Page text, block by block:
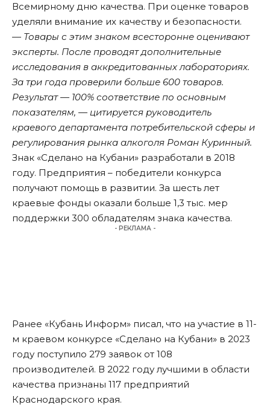
Всемирному дню качества. При оценке товаров
уделяли внимание их качеству и безопасности.
— Товары с этим знаком всесторонне оценивают
эксперты. После проводят дополнительные
исследования в аккредитованных лабораториях.
За три года проверили больше 600 товаров.
Результат — 100% соответствие по основным
показателям, — цитируется руководитель
краевого департамента потребительской сферы и
регулирования рынка алкоголя Роман Куринный.
Знак «Сделано на Кубани» разработали в 2018
году. Предприятия – победители конкурса
получают помощь в развитии. За шесть лет
краевые фонды оказали больше 1,3 тыс. мер
поддержки 300 обладателям знака качества.
- РЕКЛАМА -
Ранее «Кубань Информ» писал, что на участие в 11-
м краевом конкурсе «Сделано на Кубани» в 2023
году поступило 279 заявок от 108
производителей. В 2022 году лучшими в области
качества признаны 117 предприятий
Краснодарского края.